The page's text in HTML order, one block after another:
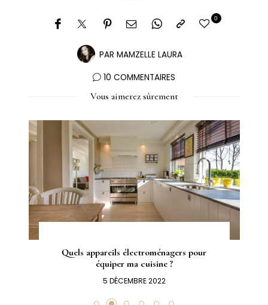
PAR MAMZELLE LAURA
0
10 COMMENTAIRES
Vous aimerez sûrement
Quels appareils électroménagers pour
équiper ma cuisine ?
5 DÉCEMBRE 2022